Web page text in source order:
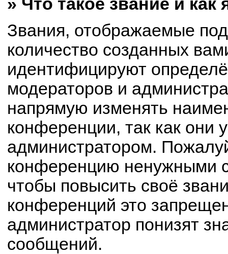
» Что такое звание и как
Звания, отображаемые
количество созданных
идентифицируют
модераторов и
напрямую изменять
конференции, так как они
администратором.
конференцию ненужными
чтобы повысить своё
конференций это
администратор понизят
сообщений.